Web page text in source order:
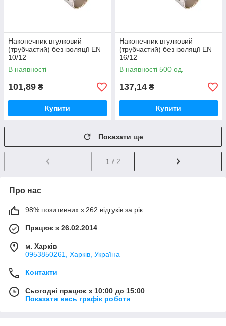
Наконечник втулковий
(трубчастий) без ізоляції EN
10/12
В наявності
101,89 ₴
Купити
Наконечник втулковий
(трубчастий) без ізоляції EN
16/12
В наявності 500 од.
137,14 ₴
Купити
Показати ще
1 / 2
Про нас
98% позитивних з 262 відгуків за рік
Працює з 26.02.2014
м. Харків
0953850261, Харків, Україна
Контакти
Сьогодні працює з 10:00 до 15:00
Показати весь графік роботи